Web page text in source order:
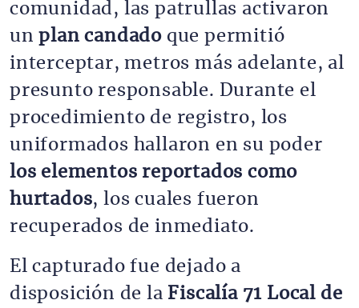
comunidad, las patrullas activaron
unplan candado que permitió
interceptar, metros más adelante, al
presunto responsable. Durante el
procedimiento de registro, los
uniformados hallaron en su poder
los elementos reportados como
hurtados, los cuales fueron
recuperados de inmediato.
El capturado fue dejado a
disposición de la Fiscalía 71 Local de